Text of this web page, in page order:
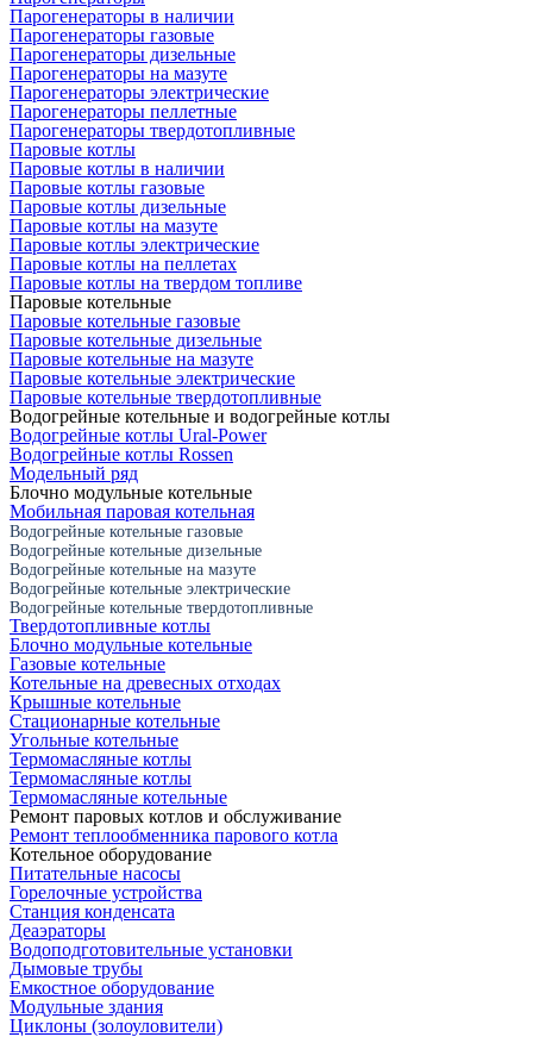
Парогенераторы в наличии
Парогенераторы газовые
Парогенераторы дизельные
Парогенераторы на мазуте
Парогенераторы электрические
Парогенераторы пеллетные
Парогенераторы твердотопливные
Паровые котлы
Паровые котлы в наличии
Паровые котлы газовые
Паровые котлы дизельные
Паровые котлы на мазуте
Паровые котлы электрические
Паровые котлы на пеллетах
Паровые котлы на твердом топливе
Паровые котельные
Паровые котельные газовые
Паровые котельные дизельные
Паровые котельные на мазуте
Паровые котельные электрические
Паровые котельные твердотопливные
Водогрейные котельные и водогрейные котлы
Водогрейные котлы Ural-Power
Водогрейные котлы Rossen
Модельный ряд
Блочно модульные котельные
Мобильная паровая котельная
Водогрейные котельные газовые
Водогрейные котельные дизельные
Водогрейные котельные на мазуте
Водогрейные котельные электрические
Водогрейные котельные твердотопливные
Твердотопливные котлы
Блочно модульные котельные
Газовые котельные
Котельные на древесных отходах
Крышные котельные
Стационарные котельные
Угольные котельные
Термомасляные котлы
Термомасляные котлы
Термомасляные котельные
Ремонт паровых котлов и обслуживание
Ремонт теплообменника парового котла
Котельное оборудование
Питательные насосы
Горелочные устройства
Станция конденсата
Деаэраторы
Водоподготовительные установки
Дымовые трубы
Емкостное оборудование
Mодульные здания
Циклоны (золоуловители)